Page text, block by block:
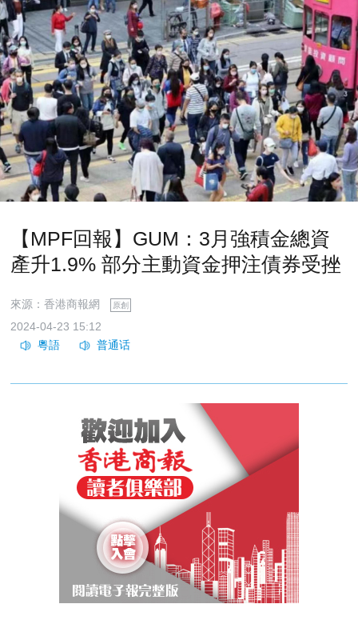
【MPF回報】GUM：3月強積金總資
產升1.9% 部分主動資金押注債券受挫
來源：香港商報網 原創
2024-04-23 15:12